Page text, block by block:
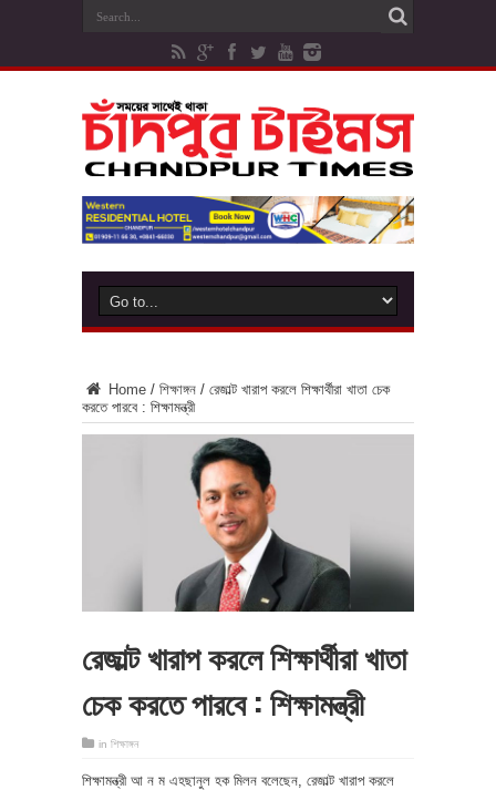
Home / শিক্ষাঙ্গন / রেজাল্ট খারাপ করলে শিক্ষার্থীরা খাতা চেক
করতে পারবে : শিক্ষামন্ত্রী
রেজাল্ট খারাপ করলে শিক্ষার্থীরা খাতা
চেক করতে পারবে : শিক্ষামন্ত্রী
in শিক্ষাঙ্গন
শিক্ষামন্ত্রী আ ন ম এহছানুল হক মিলন বলেছেন, রেজাল্ট খারাপ করলে